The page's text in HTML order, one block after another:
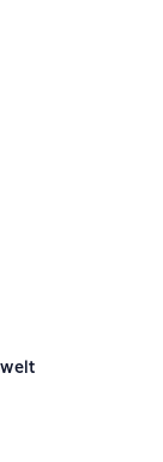
0 оценок
0 оценок